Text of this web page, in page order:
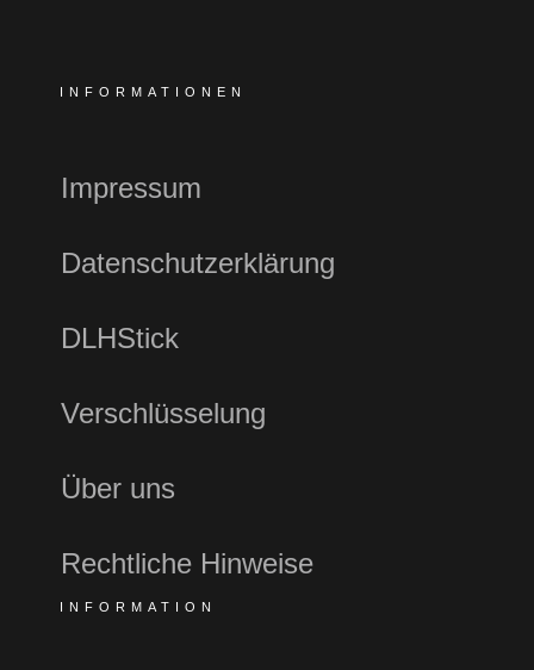
INFORMATIONEN
Impressum
Datenschutzerklärung
DLHStick
Verschlüsselung
Über uns
Rechtliche Hinweise
INFORMATION